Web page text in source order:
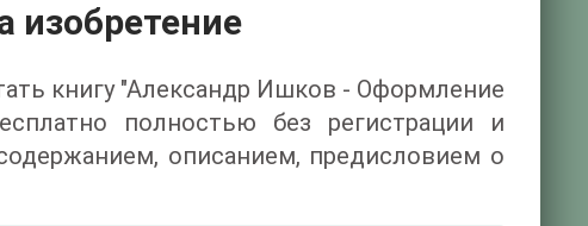
изобретение
книгу "Александр Ишков - Оформление
полностью без регистрации и
описанием, предисловием о